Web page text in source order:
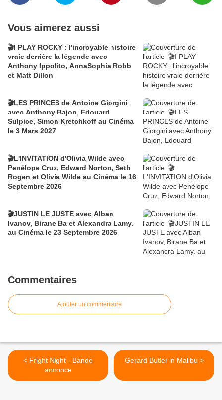
Vous aimerez aussi
🎬I PLAY ROCKY : l'incroyable histoire
vraie derrière la légende avec
Anthony Ippolito, AnnaSophia Robb
et Matt Dillon
🎬LES PRINCES de Antoine Giorgini
avec Anthony Bajon, Edouard
Sulpice, Simon Kretchkoff au Cinéma
le 3 Mars 2027
🎬L'INVITATION d'Olivia Wilde avec
Penélope Cruz, Edward Norton, Seth
Rogen et Olivia Wilde au Cinéma le 16
Septembre 2026
🎬JUSTIN LE JUSTE avec Alban
Ivanov, Birane Ba et Alexandra Lamy.
au Cinéma le 23 Septembre 2026
Commentaires
Ajouter un commentaire
< Fright Night - Bande
annonce
Gerard Butler in Malibu >